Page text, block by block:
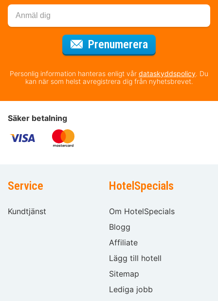
Prenumerera
Personlig information hanteras enligt vår dataskyddspolicy. Du
kan när som helst avregistrera dig från nyhetsbrevet.
Säker betalning
Service
Kundtjänst
HotelSpecials
Om HotelSpecials
Blogg
Affiliate
Lägg till hotell
Sitemap
Lediga jobb